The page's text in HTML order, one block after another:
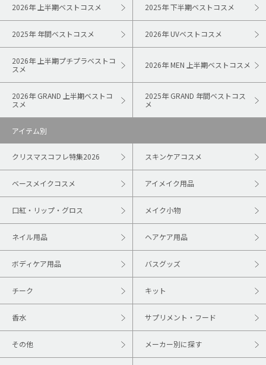
2026年 上半期ベストコスメ 2025年 下半期ベストコスメ
2025年 年間ベストコスメ 2026年 UVベストコスメ
2026年 上半期プチプラベストコ
スメ
2026年 MEN 上半期ベストコスメ
2026年 GRAND 上半期ベストコ
スメ
2025年 GRAND 年間ベストコス
メ
アイテム別
クリスマスコフレ特集2026 スキンケアコスメ
ベースメイクコスメ アイメイク用品
口紅・リップ・グロス メイク小物
ネイル用品 ヘアケア用品
ボディケア用品 バスグッズ
チーク キット
香水 サプリメント・フード
その他 メーカー別に探す